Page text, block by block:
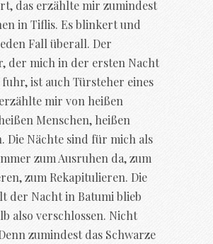
das erzählte mir zumindest
in Tiflis. Es blinkert und
Fall überall. Der
der mich in der ersten Nacht
ist auch Türsteher eines
mir von heißen
Menschen, heißen
Die Nächte sind für mich als
zum Ausruhen da, zum
zum Rekapitulieren. Die
der Nacht in Batumi blieb
also verschlossen. Nicht
zumindest das Schwarze